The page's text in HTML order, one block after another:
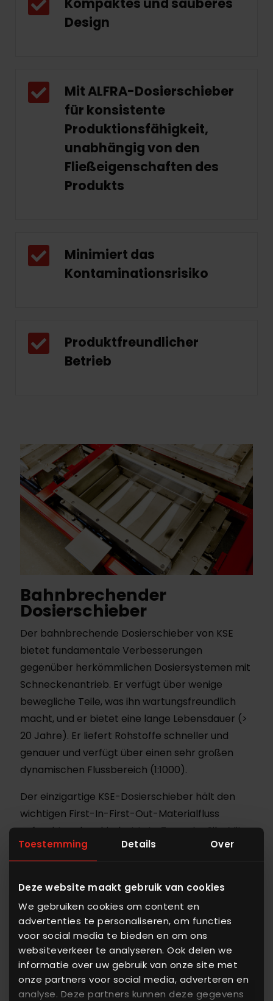
Toestemming Details Over
Deze website maakt gebruik van cookies
We gebruiken cookies om content en
advertenties te personaliseren, om functies
voor social media te bieden en om ons
websiteverkeer te analyseren. Ook delen we
informatie over uw gebruik van onze site met
onze partners voor social media, adverteren en
analyse. Deze partners kunnen deze gegevens
Design
Mit ALFRA-Dosierschieber
für konsistente
Produktionsfähigkeit,
unabhängig von den
Fließeigenschaften des
Produkts
Minimiert das
Kontaminationsrisiko
Produktfreundlicher
Betrieb
Bahnbrechender
Dosierschieber
Der bahnbrechende Dosierschieber von KSE
bietet fundamentale Verbesserungen
gegenüber herkömmlichen Dosiersystemen mit
Schneckenantrieb. Er verfügt über wenige
bewegliche Teile, was ihn wartungsfreundlich
macht, und er bietet eine lange Lebensdauer (>
20 Jahre). Er liefert Rohstoffe schneller und
genauer und verfügt über einen sehr großen
dynamischen Flussbereich (1:1000).
Der einzigartige KSE-Dosierschieber hält den
wichtigen First-In-First-Out-Materialfluss
aufrecht und verhindert tote Zonen im Silo. Mit
seiner sehr großen Entleerungsfläche ist er bei
der Vorbeugung von Brückenformung und
Hohlräumen sehr effektiv. Durch den vertikalen
verdichtungen vorgebeugt.